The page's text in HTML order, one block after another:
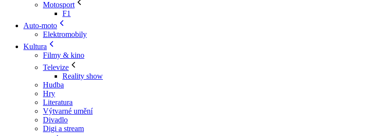
Motosport
F1
Auto-moto
Elektromobily
Kultura
Filmy & kino
Televize
Reality show
Hudba
Hry
Literatura
Výtvarné umění
Divadlo
Digi a stream